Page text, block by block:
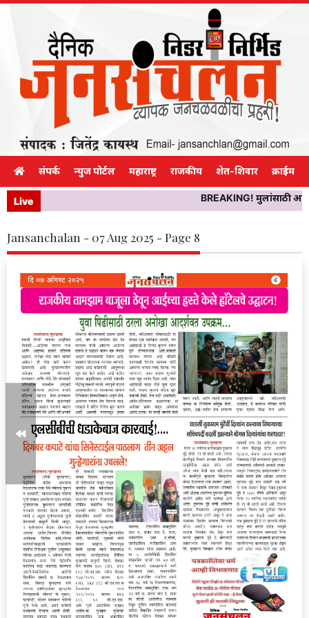
संपर्क न्युज पोर्टल महाराष्ट्र राजकीय शेत-शिवार क्राईम
Live BREAKING! मुलांसाठी
Jansanchalan - 07 Aug 2025 - Page 8